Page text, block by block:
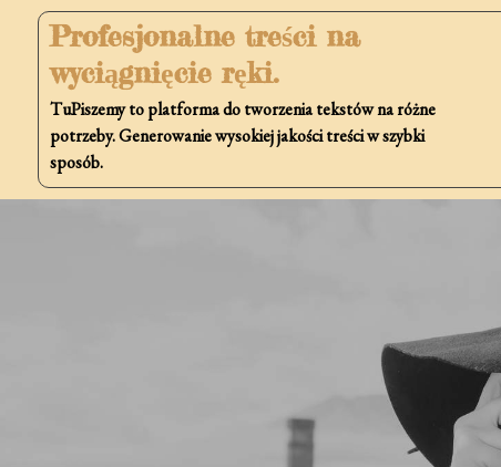
content
Profesjonalne treści na
wyciągnięcie ręki.
TuPiszemy to platforma do tworzenia tekstów na różne
potrzeby. Generowanie wysokiej jakości treści w szybki
sposób.